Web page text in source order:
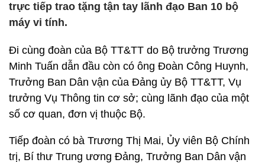
trực tiếp trao tặng tận tay lãnh đạo Ban 10 bộ
máy vi tính.
Đi cùng đoàn của Bộ TT&TT do Bộ trưởng Trương
Minh Tuấn dẫn đầu còn có ông Đoàn Công Huynh,
Trưởng Ban Dân vận của Đảng ủy Bộ TT&TT, Vụ
trưởng Vụ Thông tin cơ sở; cùng lãnh đạo của một
số cơ quan, đơn vị thuộc Bộ.
Tiếp đoàn có bà Trương Thị Mai, Ủy viên Bộ Chính
trị, Bí thư Trung ương Đảng, Trưởng Ban Dân vận